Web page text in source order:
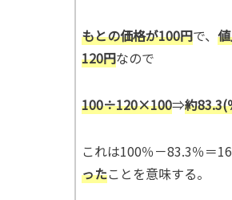
もとの価格が100円で、
120円なので
100÷120×100⇒約83.3(
これは100％－83.3％＝
ったことを意味する。